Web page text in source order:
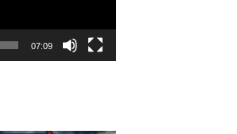
07:09